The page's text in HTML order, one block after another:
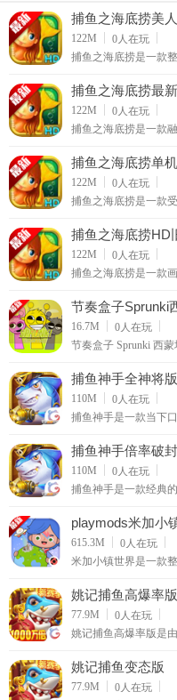
捕鱼之海底捞美
122M 0人在玩
捕鱼之海底捞是一款
容，收获了无数休闲
捕鱼之海底捞最
122M 0人在玩
捕鱼之海底捞是一款
到好处的随机运气机
捕鱼之海底捞单
122M 0人在玩
捕鱼之海底捞是一款
体验的广大玩家群体
捕鱼之海底捞HD
122M 0人在玩
捕鱼之海底捞是一款
币福利资源，彻底摆
节奏盒子Sprunki
16.7M 0人在玩
节奏盒子 Sprunki 西
行趣味化改造，整体
捕鱼神手全神将版
110M 0人在玩
捕鱼神手是一款当下
代化游戏优化，在众
捕鱼神手倍率破
110M 0人在玩
捕鱼神手是一款经典
超多特色内容，让玩
playmods米加小
615.3M 0人在玩
米加小镇世界是一款
够让每一位玩家亲手
姚记捕鱼高爆率版
77.9M 0人在玩
姚记捕鱼高爆率版是
新传统捕鱼游戏的画
姚记捕鱼变态版
77.9M 0人在玩